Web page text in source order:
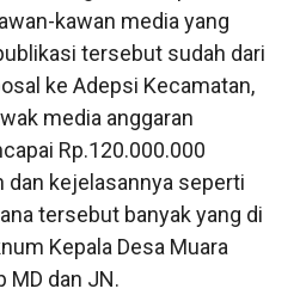
kawan media yang
tersebut sudah dari
ke Adepsi Kecamatan,
media anggaran
Rp.120.000.000
kejelasannya seperti
tersebut banyak yang di
Kepala Desa Muara
MD dan JN.